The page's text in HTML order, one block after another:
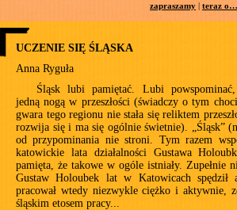
zapraszamy | teraz o…
UCZENIE SIĘ ŚLĄSKA
Anna Ryguła
Śląsk lubi pamiętać. Lubi
jedną nogą w przeszłości (świadczy o tym
gwara tego regionu nie stała się reliktem
rozwija się i ma się ogólnie świetnie). „Śląsk”
od przypominania nie stroni. Tym razem
katowickie lata działalności Gustawa
pamięta, że takowe w ogóle istniały. Zupełnie
Gustaw Holoubek lat w Katowicach spędził
pracował wtedy niezwykle ciężko i aktywnie,
śląskim etosem pracy...